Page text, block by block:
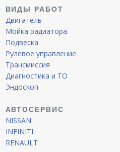
ВИДЫ РАБОТ
Двигатель
Мойка радиатора
Подвеска
Рулевое управление
Трансмиссия
Диагностика и ТО
Эндоскоп
АВТОСЕРВИС
NISSAN
INFINITI
RENAULT